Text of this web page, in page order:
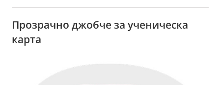
Прозрачно джобче за ученическа
карта